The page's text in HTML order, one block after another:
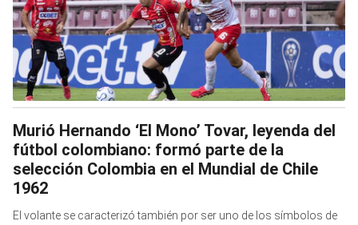
Murió Hernando ‘El Mono’ Tovar, leyenda del
fútbol colombiano: formó parte de la
selección Colombia en el Mundial de Chile
1962
El volante se caracterizó también por ser uno de los símbolos de